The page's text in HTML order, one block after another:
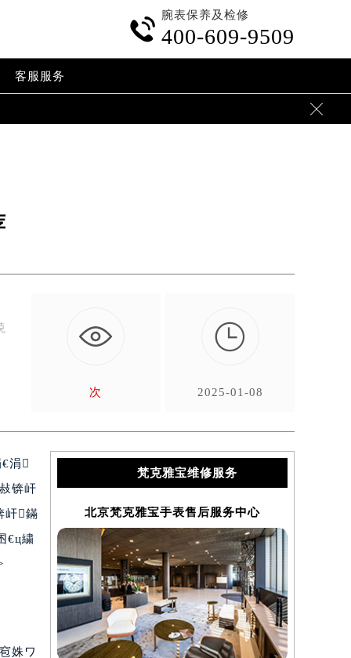
棰樷€斺€旀⒌鍏嬮泤瀹濓紙VanCleef&Arpels锛夋墜琛ㄧ

腕表保养及检修
400-609-9509
客服服务

次

2025-01-08
涓
锛屽
屽鏋
€ц繍
姝ワ
梵克雅宝维修服务
北京梵克雅宝手表售后服务中心